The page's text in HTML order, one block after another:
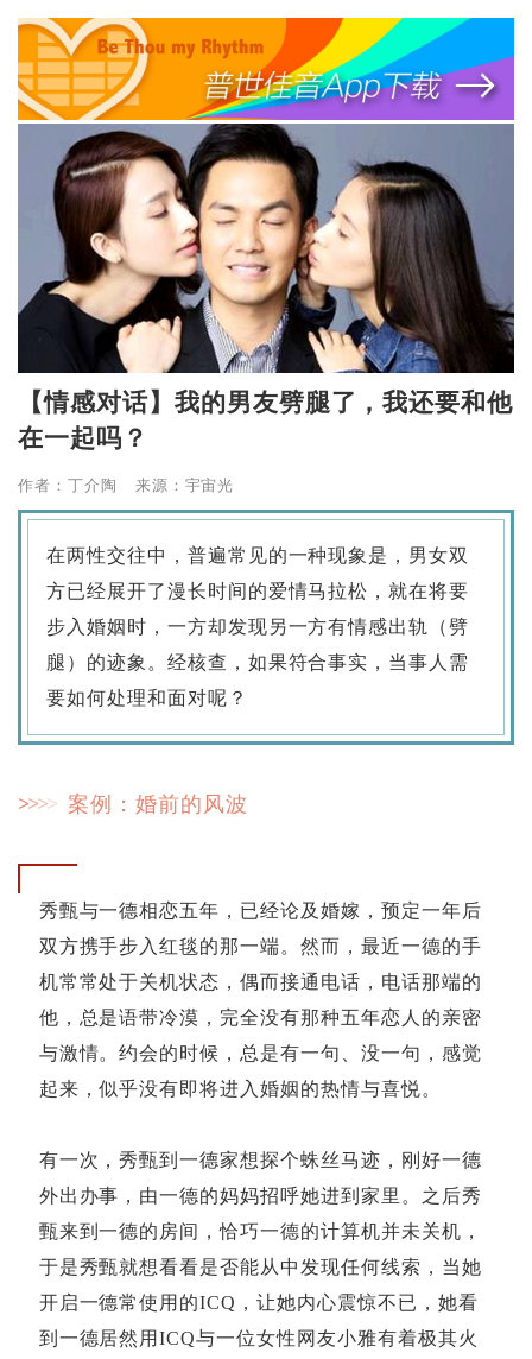
【情感对话】我的男友劈腿了，我还要和他
在一起吗？
作者：丁介陶 来源：宇宙光
在两性交往中，普遍常见的一种现象是，男女双
方已经展开了漫长时间的爱情马拉松，就在将要
步入婚姻时，一方却发现另一方有情感出轨（劈
腿）的迹象。经核查，如果符合事实，当事人需
要如何处理和面对呢？
>>>> 案例：婚前的风波
秀甄与一德相恋五年，已经论及婚嫁，预定一年后
双方携手步入红毯的那一端。然而，最近一德的手
机常常处于关机状态，偶而接通电话，电话那端的
他，总是语带冷漠，完全没有那种五年恋人的亲密
与激情。约会的时候，总是有一句、没一句，感觉
起来，似乎没有即将进入婚姻的热情与喜悦。
有一次，秀甄到一德家想探个蛛丝马迹，刚好一德
外出办事，由一德的妈妈招呼她进到家里。之后秀
甄来到一德的房间，恰巧一德的计算机并未关机，
于是秀甄就想看看是否能从中发现任何线索，当她
开启一德常使用的ICQ ，让她内心震惊不已，她看
到一德居然用ICQ与一位女性网友小雅有着极其火